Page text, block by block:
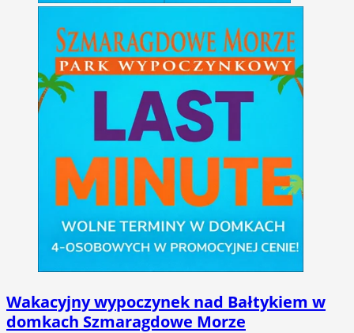
Wakacyjny wypoczynek nad Bałtykiem w
domkach Szmaragdowe Morze